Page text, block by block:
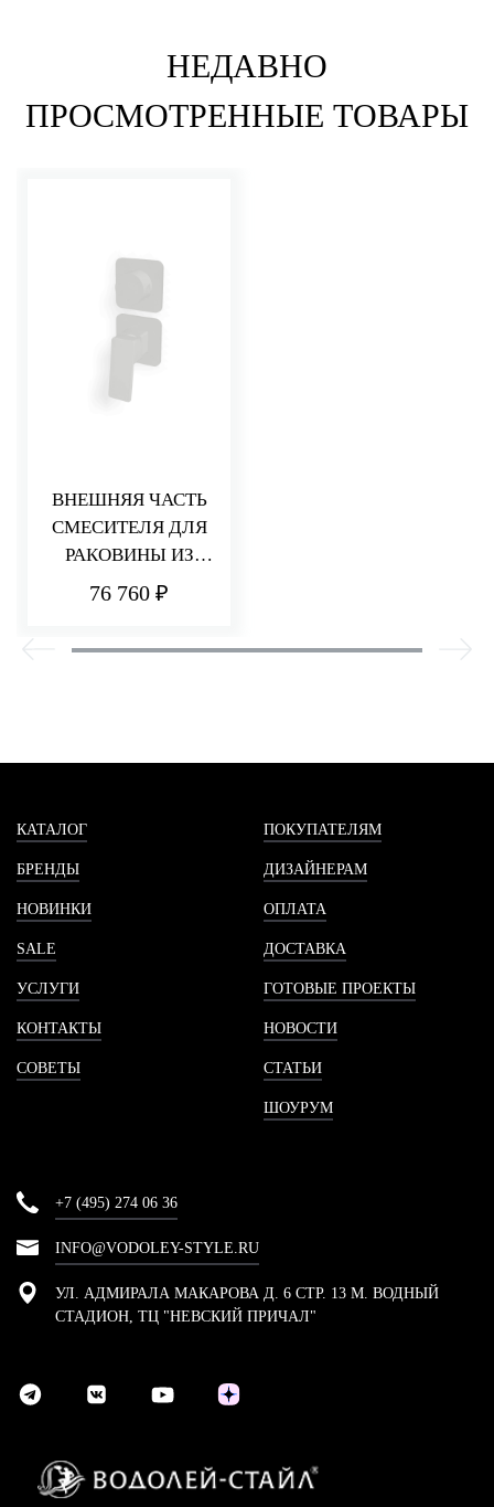
НЕДАВНО
ПРОСМОТРЕННЫЕ ТОВАРЫ
ВНЕШНЯЯ ЧАСТЬ
СМЕСИТЕЛЯ ДЛЯ
РАКОВИНЫ ИЗ
СТЕНЫ 110 ММ
76 760 ₽
КАТАЛОГ
БРЕНДЫ
НОВИНКИ
SALE
УСЛУГИ
КОНТАКТЫ
СОВЕТЫ
ПОКУПАТЕЛЯМ
ДИЗАЙНЕРАМ
ОПЛАТА
ДОСТАВКА
ГОТОВЫЕ ПРОЕКТЫ
НОВОСТИ
СТАТЬИ
ШОУРУМ
+7 (495) 274 06 36
INFO@VODOLEY-STYLE.RU
УЛ. АДМИРАЛА МАКАРОВА Д. 6 СТР. 13 М. ВОДНЫЙ
СТАДИОН, ТЦ "НЕВСКИЙ ПРИЧАЛ"